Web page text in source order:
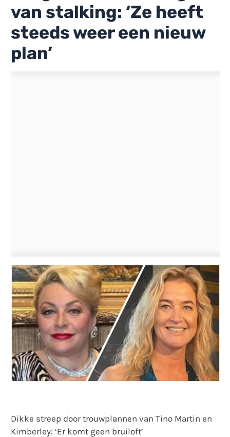
van stalking: ‘Ze heeft
steeds weer een nieuw
plan’
Dikke streep door trouwplannen van Tino Martin en
Kimberley: ‘Er komt geen bruiloft’